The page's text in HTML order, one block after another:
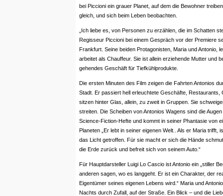
bei Piccioni ein grauer Planet, auf dem die Bewohner
gleich, und sich beim Leben beobachten.
„Ich liebe es, von Personen zu erzählen, die im Schatten
Regisseur Piccioni bei einem Gespräch vor der Premiere
Frankfurt. Seine beiden Protagonisten, Maria und Antonio,
arbeitet als Chauffeur. Sie ist allein erziehende Mutter und
gehendes Geschäft für Tiefkühlprodukte.
Die ersten Minuten des Film zeigen die Fahrten Antonios
Stadt. Er passiert hell erleuchtete Geschäfte, Restaurants,
sitzen hinter Glas, allein, zu zweit in Gruppen. Sie
streiten. Die Scheiben von Antonios Wagens sind die
Science-Fiction-Hefte und kommt in seiner Phantasie von
Planeten „Er lebt in seiner eigenen Welt.. Als er Maria trifft,
das Licht getroffen. Für sie macht er sich die Hände
die Erde zurück und befreit sich von seinem Auto.“
Für Hauptdarsteller Luigi Lo Cascio ist Antonio ein „stiller
anderen sagen, wo es langgeht. Er ist ein Charakter, der
Eigentümer seines eigenen Lebens wird.“ Maria und
Nachts durch Zufall, auf der Straße. Ein Blick – und die